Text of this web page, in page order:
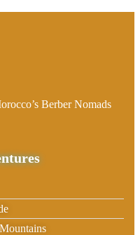
Berber Nomads